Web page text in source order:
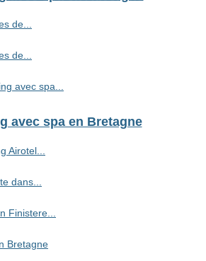
de...
de...
avec spa...
avec spa en Bretagne
Airotel...
dans...
Finistere...
Bretagne